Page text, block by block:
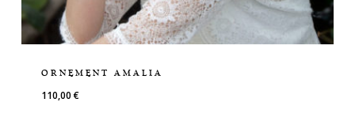
ORNEMENT AMALIA
110,00€